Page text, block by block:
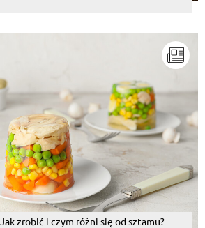
zrobić i czym różni się od sztamu?